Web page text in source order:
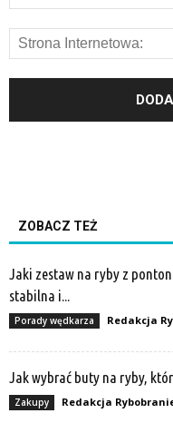
ZOBACZ TEŻ
Jaki zestaw na ryby z
stabilna i...
Porady wędkarza Redakcja
Jak wybrać buty na ryby,
Zakupy Redakcja